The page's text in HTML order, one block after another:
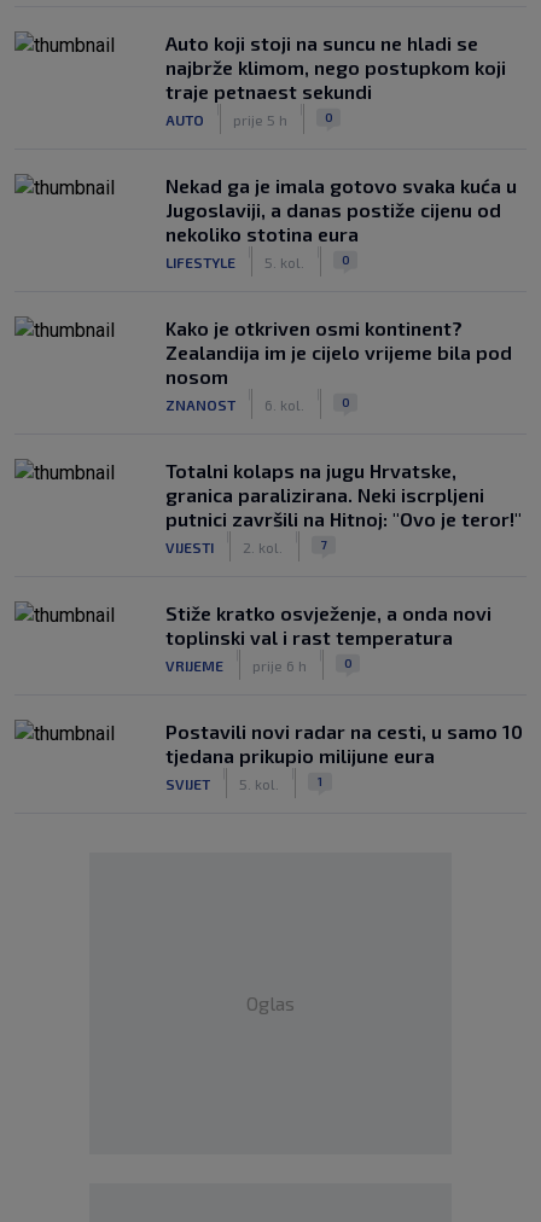
Auto koji stoji na suncu ne hladi se
najbrže klimom, nego postupkom koji
traje petnaest sekundi
AUTO prije 5 h 0
Nekad ga je imala gotovo svaka kuća u
Jugoslaviji, a danas postiže cijenu od
nekoliko stotina eura
LIFESTYLE 5. kol. 0
Kako je otkriven osmi kontinent?
Zealandija im je cijelo vrijeme bila pod
nosom
ZNANOST 6. kol. 0
Totalni kolaps na jugu Hrvatske,
granica paralizirana. Neki iscrpljeni
putnici završili na Hitnoj: "Ovo je teror!"
VIJESTI 2. kol. 7
Stiže kratko osvježenje, a onda novi
toplinski val i rast temperatura
VRIJEME prije 6 h 0
Postavili novi radar na cesti, u samo 10
tjedana prikupio milijune eura
SVIJET 5. kol. 1
Oglas